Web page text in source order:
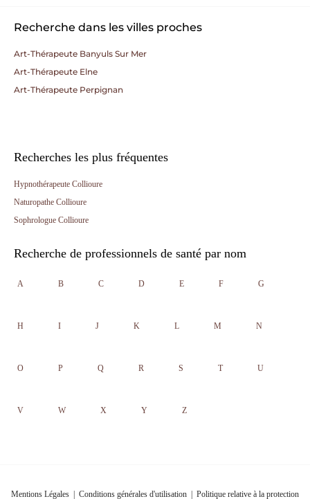
Recherche dans les villes proches
Art-Thérapeute Banyuls Sur Mer
Art-Thérapeute Elne
Art-Thérapeute Perpignan
Recherches les plus fréquentes
Hypnothérapeute Collioure
Naturopathe Collioure
Sophrologue Collioure
Recherche de professionnels de santé par nom
A B C D E F G
H I J K L M N
O P Q R S T U
V W X Y Z
Mentions Légales Conditions générales d'utilisation Politique relative à la protection